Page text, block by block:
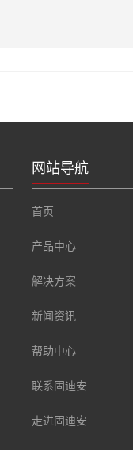
网站导航
首页
产品中心
解决方案
新闻资讯
帮助中心
联系固迪安
走进固迪安